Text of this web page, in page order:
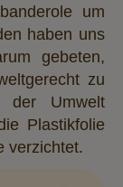
um
haben uns
gebeten,
zu
der Umwelt
Plastikfolie
verzichtet.